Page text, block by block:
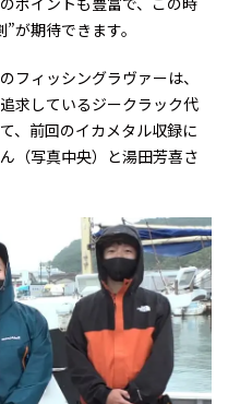
が期待できます。
フィッシングラヴァーは、
求しているジークラック代
、前回のイカメタル収録に
（写真中央）と湯田芳喜さ